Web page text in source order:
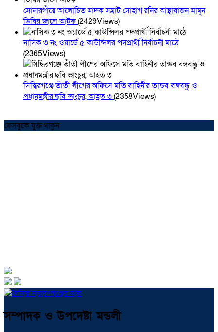
সোনারগাঁয়ে আলোচিত মাদক সম্রাট সোহাগ রনির আস্থাবাজন মামুন
ডিবির জালে আটক(2429Views)
নাসিক ৩ নং ওয়ার্ডে ৫ কাউন্সিলর পদপ্রার্থী নির্বাচনী মাঠে
(2365Views)
সিদ্ধিরগঞ্জে তাঁতী লীগের অফিসে মতি বাহিনীর তান্ডব বঙ্গবন্ধু ও
প্রধানমন্ত্রীর ছবি ভাংচুর, আহত ৩(2358Views)
ফেসবুকে যুক্ত থাকুন
সম্পাদক ও উপদেষ্টা মন্ডলী